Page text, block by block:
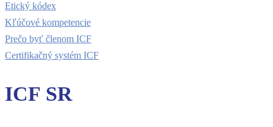
Etický kódex
Kľúčové kompetencie
Prečo byť členom ICF
Certifikačný systém ICF
ICF SR